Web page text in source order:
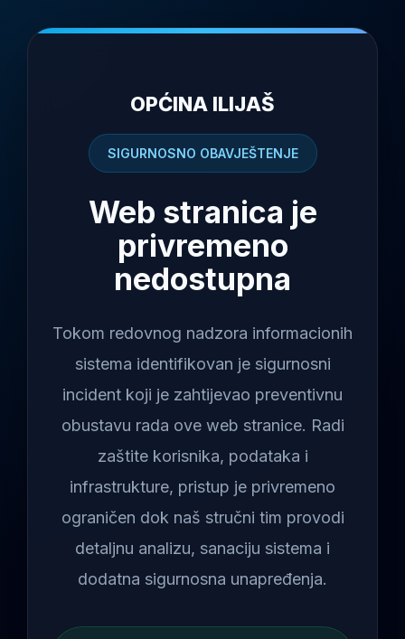
OPĆINA ILIJAŠ
SIGURNOSNO OBAVJEŠTENJE
Web stranica je
privremeno
nedostupna
Tokom redovnog nadzora informacionih
sistema identifikovan je sigurnosni
incident koji je zahtijevao preventivnu
obustavu rada ove web stranice. Radi
zaštite korisnika, podataka i
infrastrukture, pristup je privremeno
ograničen dok naš stručni tim provodi
detaljnu analizu, sanaciju sistema i
dodatna sigurnosna unapređenja.